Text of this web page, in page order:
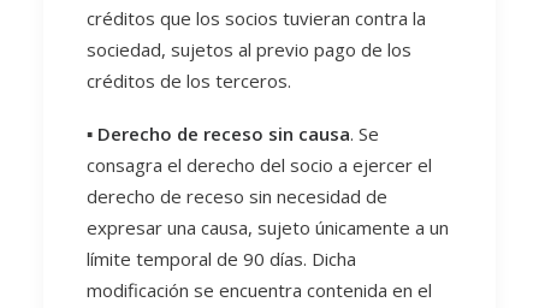
créditos que los socios tuvieran contra la
sociedad, sujetos al previo pago de los
créditos de los terceros.
▪️ Derecho de receso sin causa. Se
consagra el derecho del socio a ejercer el
derecho de receso sin necesidad de
expresar una causa, sujeto únicamente a un
límite temporal de 90 días. Dicha
modificación se encuentra contenida en el